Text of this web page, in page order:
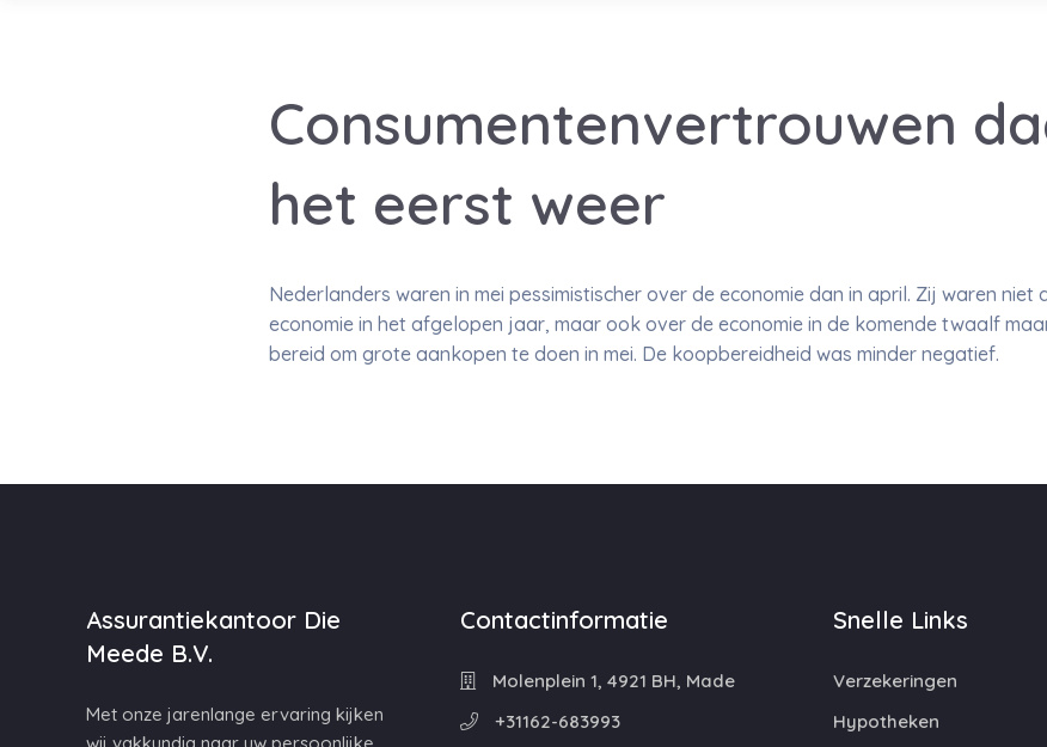
Consumentenvertrouwen
het eerst weer
Nederlanders waren in mei pessimistischer over de economie dan in april. Zij waren
economie in het afgelopen jaar, maar ook over de economie in de komende twaalf
bereid om grote aankopen te doen in mei. De koopbereidheid was minder negatief.
Assurantiekantoor Die
Meede B.V.
Met onze jarenlange ervaring kijken
Contactinformatie
Molenplein 1, 4921 BH, Made
+31162-683993
Snelle Links
Verzekeringen
Hypotheken